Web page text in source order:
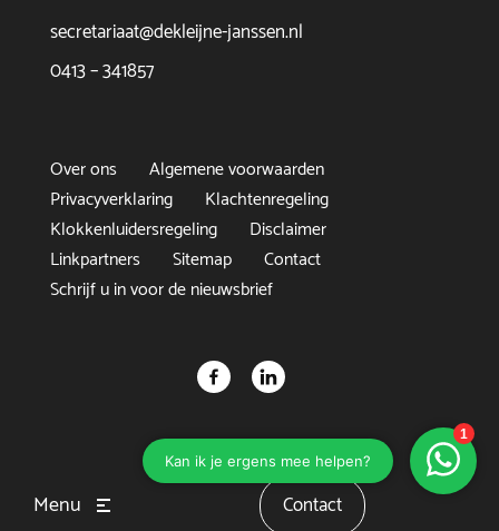
Menu Contact
secretariaat@dekleijne-janssen.nl
0413 – 341857
Over ons
Algemene voorwaarden
Privacyverklaring
Klachtenregeling
Klokkenluidersregeling
Disclaimer
Linkpartners
Sitemap
Contact
Schrijf u in voor de nieuwsbrief